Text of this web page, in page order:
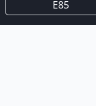
E85